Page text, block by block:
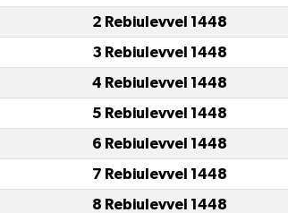
2 Rebiulevvel 1448
3 Rebiulevvel 1448
4 Rebiulevvel 1448
5 Rebiulevvel 1448
6 Rebiulevvel 1448
7 Rebiulevvel 1448
8 Rebiulevvel 1448